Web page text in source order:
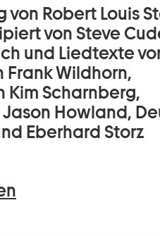
von Robert Louis
von Steve
und Liedtexte
Frank Wildhorn,
Kim Scharnberg,
Howland,
Eberhard Storz